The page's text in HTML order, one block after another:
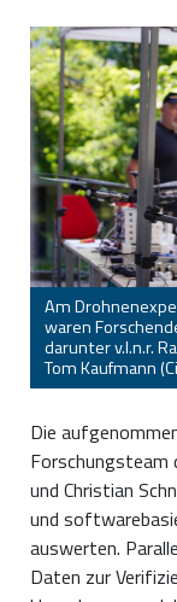
Am
waren
darunter v.l.n.r.
Tom Kaufmann
Die
Forschungsteam
und Christian
und
auswerten.
Daten zur